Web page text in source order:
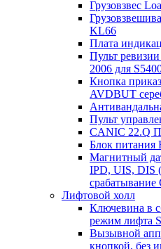
Грузовзвес
KL66
Плата
Пульт
2006 для
Кнопка
AVDBUT
Пульт
CANIC 22.Q
Блок питания
Магнитный
IPD, UIS, DIS
срабатывание
Лифтовой холл
Ключевина в
режим лифта
Вызывной
кнопкой, без